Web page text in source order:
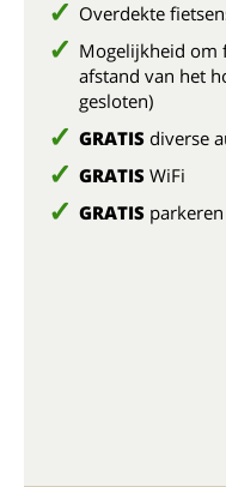
Overdekte
Mogelijkheid om
afstand van het
gesloten)
GRATIS diverse
GRATIS WiFi
GRATIS parkeren